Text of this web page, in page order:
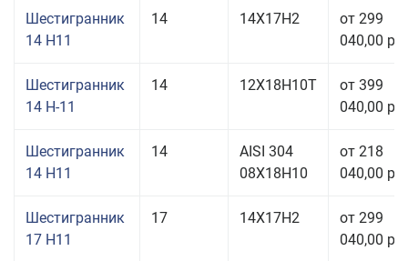
Шестигранник
14 H11
14 14Х17Н2
от 299
040,00
Шестигранник
14 Н-11
14 12Х18Н10Т
от 399
040,00
Шестигранник
14 H11
14
AISI 304
08Х18Н10
от 218
040,00
Шестигранник
17 H11
17 14Х17Н2
от 299
040,00